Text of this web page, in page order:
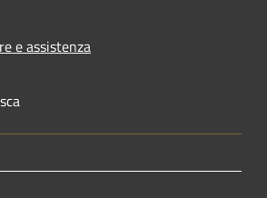
e assistenza